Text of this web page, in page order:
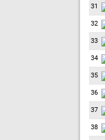
31
32
33
34
35
36
37
38